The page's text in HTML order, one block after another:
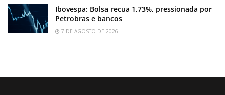
Ibovespa: Bolsa recua 1,73%, pressionada por
Petrobras e bancos
7 DE AGOSTO DE 2026